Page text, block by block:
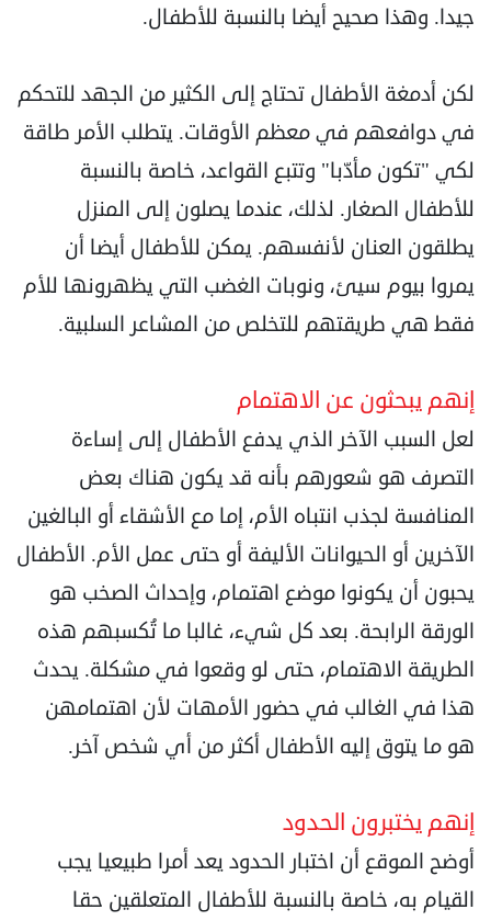
جيدا. وهذا صحيح أيضا بالنسبة للأطفال.
لكن أدمغة الأطفال تحتاج إلى الكثير من الجهد للتحكم
في دوافعهم في معظم الأوقات. يتطلب الأمر طاقة
لكي "تكون مأدّبا" وتتبع القواعد، خاصة بالنسبة
للأطفال الصغار. لذلك، عندما يصلون إلى المنزل
يطلقون العنان لأنفسهم. يمكن للأطفال أيضا أن
يمروا بيوم سيئ، ونوبات الغضب التي يظهرونها للأم
فقط هي طريقتهم للتخلص من المشاعر السلبية.
إنهم يبحثون عن الاهتمام
لعل السبب الآخر الذي يدفع الأطفال إلى إساءة
التصرف هو شعورهم بأنه قد يكون هناك بعض
المنافسة لجذب انتباه الأم، إما مع الأشقاء أو البالغين
الآخرين أو الحيوانات الأليفة أو حتى عمل الأم. الأطفال
يحبون أن يكونوا موضع اهتمام، وإحداث الصخب هو
الورقة الرابحة. بعد كل شيء، غالبا ما تُكسبهم هذه
الطريقة الاهتمام، حتى لو وقعوا في مشكلة. يحدث
هذا في الغالب في حضور الأمهات لأن اهتمامهن
هو ما يتوق إليه الأطفال أكثر من أي شخص آخر.
إنهم يختبرون الحدود
أوضح الموقع أن اختبار الحدود يعد أمرا طبيعيا يجب
القيام به، خاصة بالنسبة للأطفال المتعلقين حقا